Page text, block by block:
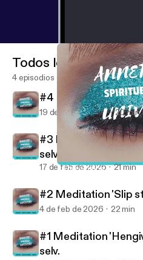
#4 Meditation 'Åbn din
Todos los episodios
4 episodios
#4 Meditation 'Åbn
19 de mar de 2026 20 min
#3 Meditation 'Slip
selv'
17 de feb de 2026 21 min
#2 Meditation 'Slip
4 de feb de 2026 22 min
#1 Meditation
selv.